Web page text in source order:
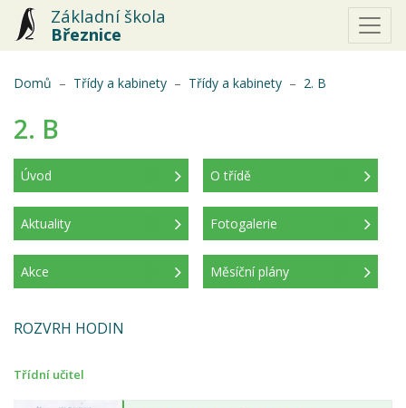
Základní škola
Březnice
Domů Třídy a kabinety Třídy a kabinety 2. B
2. B
Úvod
(aktuální)
O třídě
Aktuality Fotogalerie
Akce Měsíční plány
ROZVRH HODIN
Třídní učitel